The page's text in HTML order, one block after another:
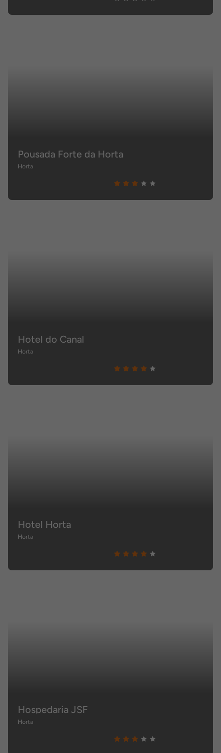
Pousada Forte da Horta
Horta
Hotel do Canal
Horta
Hotel Horta
Horta
Hospedaria JSF
Horta